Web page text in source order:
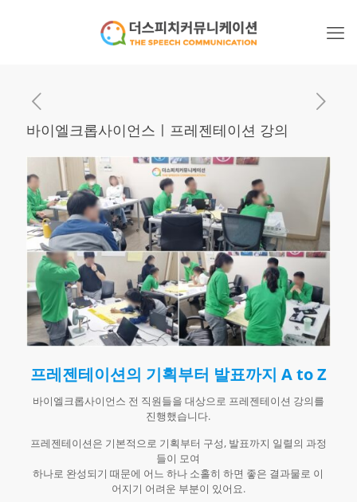
바이엘크롭사이언스ㅣ프레젠테이션 강의
프레젠테이션의 기획부터 발표까지 A to Z
바이엘크롭사이언스 전 직원들을 대상으로 프레젠테이션 강의를
진행했습니다.
프레젠테이션은 기본적으로 기획부터 구성, 발표까지 일렬의 과정
들이 모여
하나로 완성되기 때문에 어느 하나 소홀히 하면 좋은 결과물로 이
어지기 어려운 부분이 있어요.​